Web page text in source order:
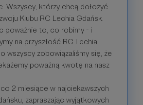
Wszyscy, którzy chcą dołożyć
Klubu RC Lechia Gdańsk.
poważnie to, co robimy - i
na przyszłość RC Lechia
wszyscy zobowiązaliśmy się, że
poważną kwotę na nasz
2 miesiące w najciekawszych
zapraszając wyjątkowych